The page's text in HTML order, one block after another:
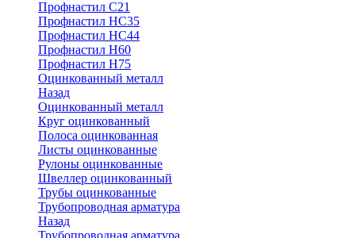
Профнастил С21
Профнастил НС35
Профнастил НС44
Профнастил Н60
Профнастил Н75
Оцинкованный металл
Назад
Оцинкованный металл
Круг оцинкованный
Полоса оцинкованная
Листы оцинкованные
Рулоны оцинкованные
Швеллер оцинкованный
Трубы оцинкованные
Трубопроводная арматура
Назад
Трубопроводная арматура